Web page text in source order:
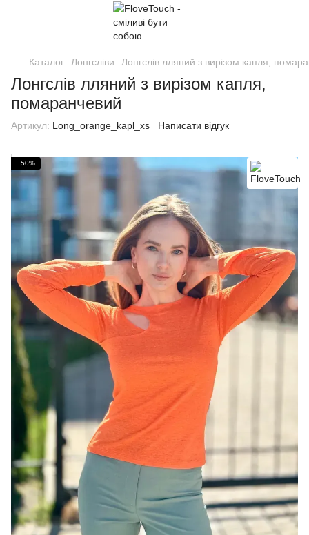
Каталог Лонгсліви Лонгслів лляний з вирізом капля,
Лонгслів лляний з вирізом капля,
помаранчевий
Артикул: Long_orange_kapl_xs Написати відгук
−50%